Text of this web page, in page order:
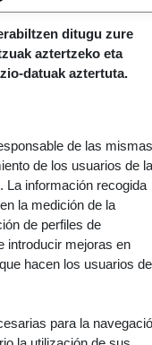
du
ditugu zure
aztertzeko eta
datuak aztertuta.
de las
de los usuarios de
La información recogida
la medición de la
de perfiles de
introducir mejoras en
hacen los usuarios
para la